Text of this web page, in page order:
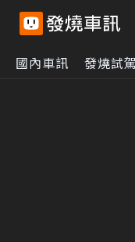
國內車訊 發燒試駕